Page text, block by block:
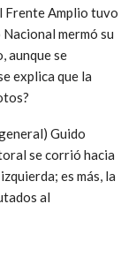
Frente Amplio tuvo
mermó su
aunque se
explica que la
Guido
se corrió hacia
es más, la
al